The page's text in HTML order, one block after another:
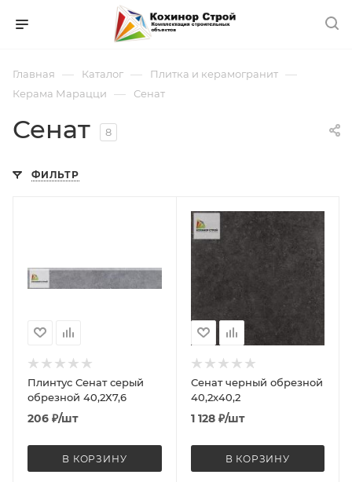
Главная — Каталог — Плитка и керамогранит —
Керама Марацци — Сенат
Сенат 8
ФИЛЬТР
Плинтус Сенат серый
обрезной 40,2Х7,6
206 ₽/шт
В КОРЗИНУ
Сенат черный обрезной
40,2х40,2
1 128₽/шт
В КОРЗИНУ